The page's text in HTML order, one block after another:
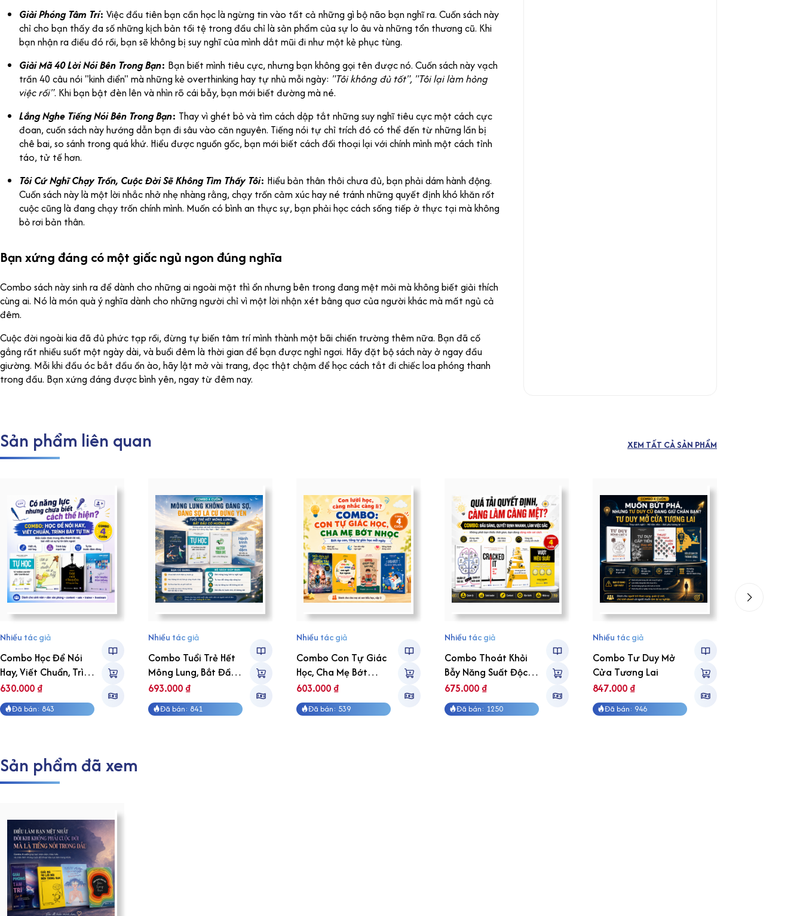
Giải Phóng Tâm Trí: Việc đầu tiên bạn cần học là ngừng tin vào tất cả những gì bộ não bạn nghĩ ra. Cuốn sách này
chỉ cho bạn thấy đa số những kịch bản tồi tệ trong đầu chỉ là sản phẩm của sự lo âu và những tổn thương cũ. Khi
bạn nhận ra điều đó rồi, bạn sẽ không bị suy nghĩ của mình dắt mũi đi như một kẻ phục tùng.
Giải Mã 40 Lời Nói Bên Trong Bạn: Bạn biết mình tiêu cực, nhưng bạn không gọi tên được nó. Cuốn sách này vạch
trần 40 câu nói "kinh điển" mà những kẻ overthinking hay tự nhủ mỗi ngày: "Tôi không đủ tốt", "Tôi lại làm hỏng
việc rồi". Khi bạn bật đèn lên và nhìn rõ cái bẫy, bạn mới biết đường mà né.
Lắng Nghe Tiếng Nói Bên Trong Bạn: Thay vì ghét bỏ và tìm cách dập tắt những suy nghĩ tiêu cực một cách cực
đoan, cuốn sách này hướng dẫn bạn đi sâu vào căn nguyên. Tiếng nói tự chỉ trích đó có thể đến từ những lần bị
chê bai, so sánh trong quá khứ. Hiểu được nguồn gốc, bạn mới biết cách đối thoại lại với chính mình một cách tỉnh
táo, tử tế hơn.
Tôi Cứ Nghĩ Chạy Trốn, Cuộc Đời Sẽ Không Tìm Thấy Tôi: Hiểu bản thân thôi chưa đủ, bạn phải dám hành động.
Cuốn sách này là một lời nhắc nhở nhẹ nhàng rằng, chạy trốn cảm xúc hay né tránh những quyết định khó khăn rốt
cuộc cũng là đang chạy trốn chính mình. Muốn có bình an thực sự, bạn phải học cách sống tiếp ở thực tại mà không
bỏ rơi bản thân.
Bạn xứng đáng có một giấc ngủ ngon đúng nghĩa
Combo sách này sinh ra để dành cho những ai ngoài mặt thì ổn nhưng bên trong đang mệt mỏi mà không biết giải thích
cùng ai. Nó là món quà ý nghĩa dành cho những người chỉ vì một lời nhận xét bâng quơ của người khác mà mất ngủ cả
đêm.
Cuộc đời ngoài kia đã đủ phức tạp rồi, đừng tự biến tâm trí mình thành một bãi chiến trường thêm nữa. Bạn đã cố
gắng rất nhiều suốt một ngày dài, và buổi đêm là thời gian để bạn được nghỉ ngơi. Hãy đặt bộ sách này ở ngay đầu
giường. Mỗi khi đầu óc bắt đầu ồn ào, hãy lật mở vài trang, đọc thật chậm để học cách tắt đi chiếc loa phóng thanh
trong đầu. Bạn xứng đáng được bình yên, ngay từ đêm nay.
Sản phẩm liên quan XEM TẤT CẢ SẢN PHẨM
Nhiều tác giả
Combo Học Để Nói
Hay, Viết Chuẩn, Trình
Bày Tự Tin
630.000₫
Đã bán: 843
Nhiều tác giả
Combo Tuổi Trẻ Hết
Mông Lung, Bắt Đầu
Có Hướng Đi
693.000₫
Đã bán: 841
Nhiều tác giả
Combo Con Tự Giác
Học, Cha Mẹ Bớt
Nhọc
603.000₫
Đã bán: 539
Nhiều tác giả
Combo Thoát Khỏi
Bẫy Năng Suất Độc
Hại
675.000₫
Đã bán: 1250
Nhiều tác giả
Combo Tư Duy Mở
Cửa Tương Lai
847.000₫
Đã bán: 946
Sản phẩm đã xem